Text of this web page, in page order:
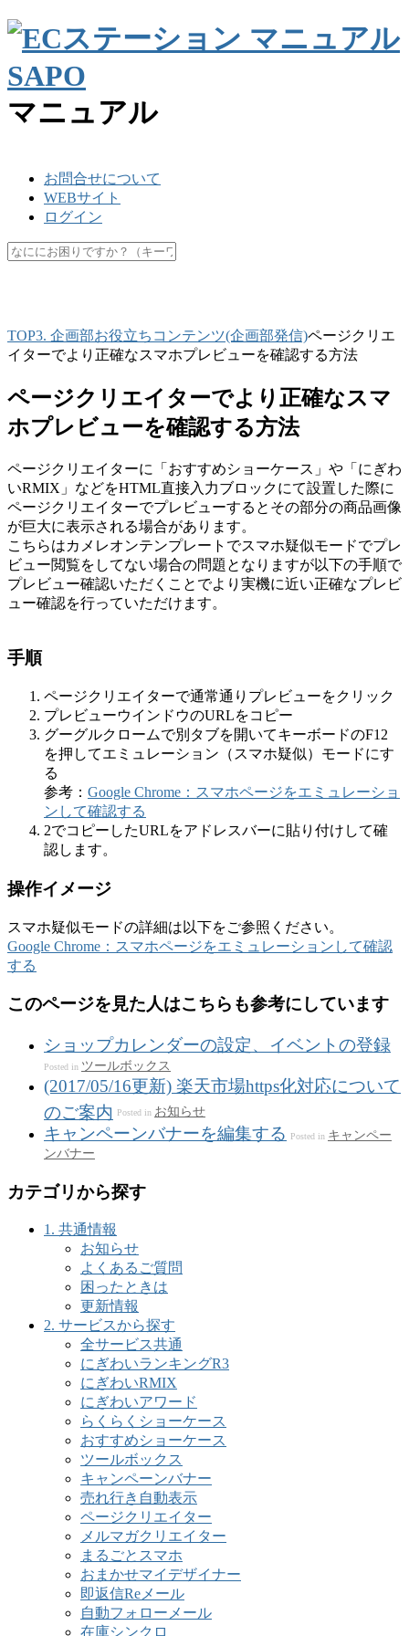
マニュアル
お問合せについて
WEBサイト
ログイン
TOP3. 企画部お役立ちコンテンツ(企画部発信)ページクリエ
イターでより正確なスマホプレビューを確認する方法
ページクリエイターでより正確なスマ
ホプレビューを確認する方法
ページクリエイターに「おすすめショーケース」や「にぎわ
いRMIX」などをHTML直接入力ブロックにて設置した際に
ページクリエイターでプレビューするとその部分の商品画像
が巨大に表示される場合があります。
こちらはカメレオンテンプレートでスマホ疑似モードでプレ
ビュー閲覧をしてない場合の問題となりますが以下の手順で
プレビュー確認いただくことでより実機に近い正確なプレビ
ュー確認を行っていただけます。
手順
ページクリエイターで通常通りプレビューをクリック
プレビューウインドウのURLをコピー
グーグルクロームで別タブを開いてキーボードのF12
を押してエミュレーション（スマホ疑似）モードにす
る
参考： Google Chrome：スマホページをエミュレーショ
ンして確認する
2でコピーしたURLをアドレスバーに貼り付けして確
認します。
操作イメージ
スマホ疑似モードの詳細は以下をご参照ください。
Google Chrome：スマホページをエミュレーションして確認
する
このページを見た人はこちらも参考にしています
ショップカレンダーの設定、イベントの登録
Posted in ツールボックス
(2017/05/16更新) 楽天市場https化対応について
のご案内 Posted in お知らせ
キャンペーンバナーを編集する Posted in キャンペー
ンバナー
カテゴリから探す
1. 共通情報
お知らせ
よくあるご質問
困ったときは
更新情報
2. サービスから探す
全サービス共通
にぎわいランキングR3
にぎわいRMIX
にぎわいアワード
らくらくショーケース
おすすめショーケース
ツールボックス
キャンペーンバナー
売れ行き自動表示
ページクリエイター
メルマガクリエイター
まるごとスマホ
おまかせマイデザイナー
即返信Reメール
自動フォローメール
在庫シンクロ